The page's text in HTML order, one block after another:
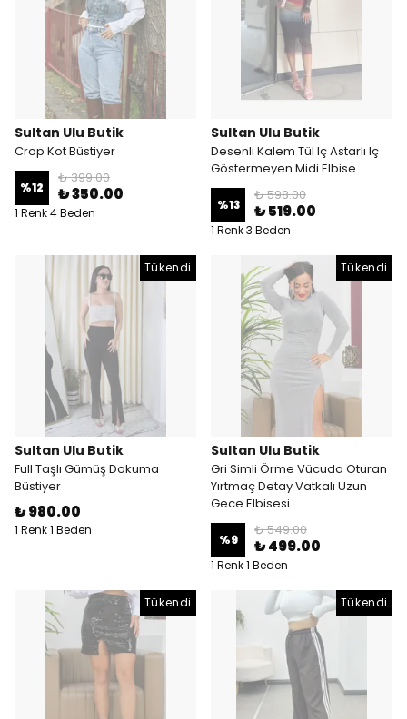
Sultan Ulu Butik
Crop Kot Büstiyer
%12
₺ 399.00
₺ 350.00
1 Renk 4 Beden
Sultan Ulu Butik
Desenli Kalem Tül Iç Astarlı Iç
Göstermeyen Midi Elbise
%13
₺ 598.00
₺ 519.00
1 Renk 3 Beden
Tükendi
Sultan Ulu Butik
Full Taşlı Gümüş Dokuma
Büstiyer
₺ 980.00
1 Renk 1 Beden
Tükendi
Sultan Ulu Butik
Gri Simli Örme Vücuda Oturan
Yırtmaç Detay Vatkalı Uzun
Gece Elbisesi
%9
₺ 549.00
₺ 499.00
1 Renk 1 Beden
Tükendi Tükendi